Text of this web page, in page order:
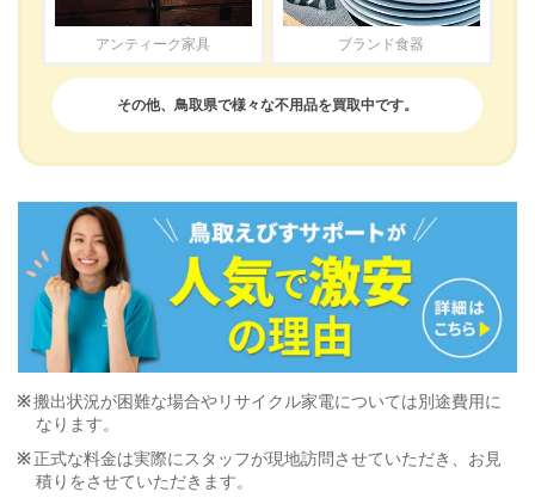
アンティーク家具 ブランド食器
その他、鳥取県で様々な不用品を買取中です。
搬出状況が困難な場合やリサイクル家電については別途費用に
なります。
正式な料金は実際にスタッフが現地訪問させていただき、お見
積りをさせていただきます。